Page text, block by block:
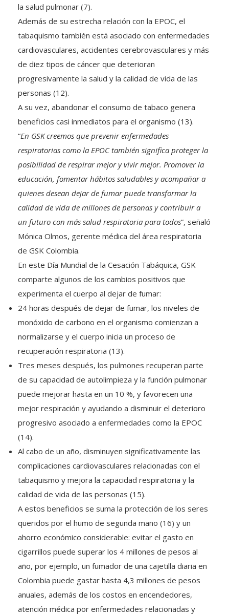
la salud pulmonar (7).
Además de su estrecha relación con la EPOC, el
tabaquismo también está asociado con enfermedades
cardiovasculares, accidentes cerebrovasculares y más
de diez tipos de cáncer que deterioran
progresivamente la salud y la calidad de vida de las
personas (12).
A su vez, abandonar el consumo de tabaco genera
beneficios casi inmediatos para el organismo (13).
“En GSK creemos que prevenir enfermedades
respiratorias como la EPOC también significa proteger la
posibilidad de respirar mejor y vivir mejor. Promover la
educación, fomentar hábitos saludables y acompañar a
quienes desean dejar de fumar puede transformar la
calidad de vida de millones de personas y contribuir a
un futuro con más salud respiratoria para todos”, señaló
Mónica Olmos, gerente médica del área respiratoria
de GSK Colombia.
En este Día Mundial de la Cesación Tabáquica, GSK
comparte algunos de los cambios positivos que
experimenta el cuerpo al dejar de fumar:
24 horas después de dejar de fumar, los niveles de
monóxido de carbono en el organismo comienzan a
normalizarse y el cuerpo inicia un proceso de
recuperación respiratoria (13).
Tres meses después, los pulmones recuperan parte
de su capacidad de autolimpieza y la función pulmonar
puede mejorar hasta en un 10 %, y favorecen una
mejor respiración y ayudando a disminuir el deterioro
progresivo asociado a enfermedades como la EPOC
(14).
Al cabo de un año, disminuyen significativamente las
complicaciones cardiovasculares relacionadas con el
tabaquismo y mejora la capacidad respiratoria y la
calidad de vida de las personas (15).
A estos beneficios se suma la protección de los seres
queridos por el humo de segunda mano (16) y un
ahorro económico considerable: evitar el gasto en
cigarrillos puede superar los 4 millones de pesos al
año, por ejemplo, un fumador de una cajetilla diaria en
Colombia puede gastar hasta 4,3 millones de pesos
anuales, además de los costos en encendedores,
atención médica por enfermedades relacionadas y